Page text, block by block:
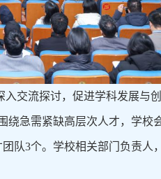
交流探讨，促进学科发展与
急需紧缺高层次人才，学校
队3个。学校相关部门负责